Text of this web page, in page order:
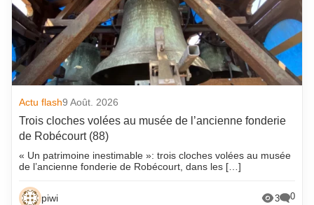
Actu flash9 Août. 2026
Trois cloches volées au musée de l’ancienne fonderie
de Robécourt (88)
« Un patrimoine inestimable »: trois cloches volées au musée
de l’ancienne fonderie de Robécourt, dans les […]
piwi 3 0